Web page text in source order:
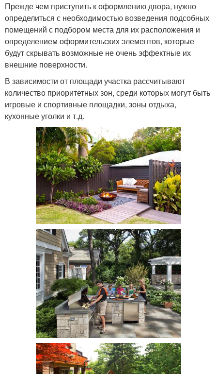
Прежде чем приступить к оформлению двора, нужно
определиться с необходимостью возведения подсобных
помещений с подбором места для их расположения и
определением оформительских элементов, которые
будут скрывать возможные не очень эффектные их
внешние поверхности.
В зависимости от площади участка рассчитывают
количество приоритетных зон, среди которых могут быть
игровые и спортивные площадки, зоны отдыха,
кухонные уголки и т.д.